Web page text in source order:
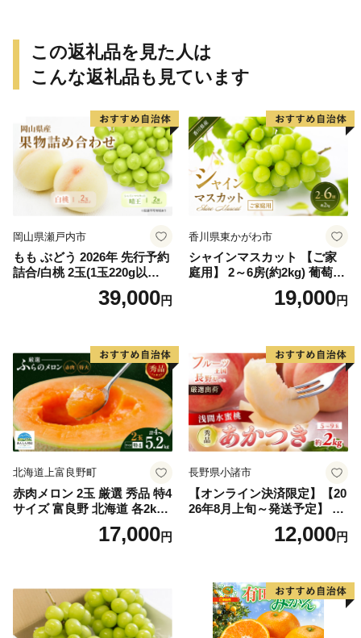
この返礼品を見た人は
こんな返礼品も見ています
岡山県瀬戸内市
もも ぶどう 2026年 先行予約
詰合/白桃 2玉(1玉220g以
上)・シャインマスカット 晴
39,000円
香川県東かがわ市
シャインマスカット 【ご家
庭用】 2～6房(約2kg) 葡萄 ぶ
どう ブドウ フルーツ 果物 く
だもの 果実 旬の果物 旬のフ
19,000円
北海道上富良野町
赤肉メロン 2玉 厳選 秀品 特4
サイズ 富良野 北海道 各2kg
～2.6kg 2玉 セット ファーム
富良野 メロン めろん 果物 く
17,000円
長野県小諸市
【オンライン決済限定】【20
26年8月上旬～発送予定】 先
行予約 「浅間水蜜桃プレミ
アム」 もも あかつき 秀品 約
果肉 長野県産 小諸市
12,000円